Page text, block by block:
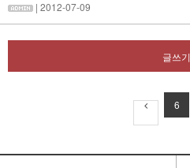
| 2012-07-09
글쓰기
6